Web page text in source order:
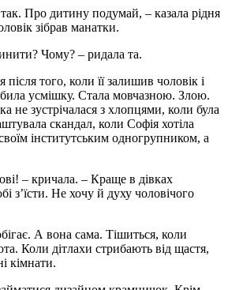
Про дитину подумай, – казала рідня
зібрав манатки.
Чому? – ридала та.
того, коли її залишив чоловік і
усмішку. Стала мовчазною. Злою.
не зустрічалася з хлопцями, коли була
скандал, коли Софія хотіла
інститутським одногрупником, а
– кричала. – Краще в дівках
з’їсти. Не хочу й духу чоловічого
А вона сама. Тішиться, коли
Коли дітлахи стрибають від щастя,
кімнати.